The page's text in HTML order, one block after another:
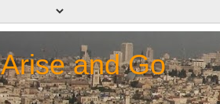
Arise and Go